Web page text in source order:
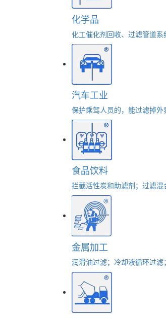
化学品
化工催化剂回收、过滤管道
汽车工业
保护乘驾人员的，能过滤掉
食品饮料
拦截活性炭和助滤剂；过滤
金属加工
润滑油过滤；冷却液循环过